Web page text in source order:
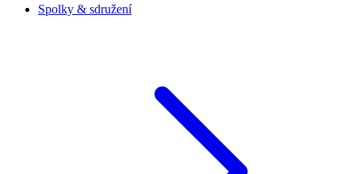
Spolky & sdružení